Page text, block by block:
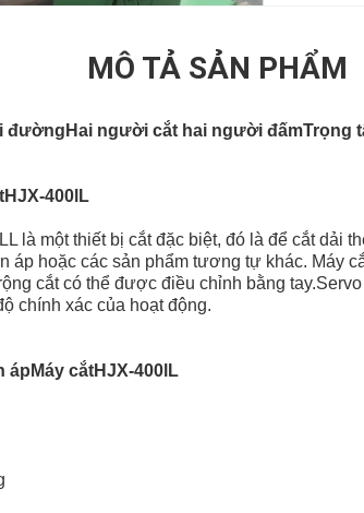
MÔ TẢ SẢN PHẨM
đường Hai người cắt hai người đấmTrọng
HJX-400l L
là một thiết bị cắt đặc biệt, đó là để cắt dải
áp hoặc các sản phẩm tương tự khác. Máy
cắt có thể được điều chỉnh bằng
chính xác của hoạt động.
áp Máy cắtHJX-400l L